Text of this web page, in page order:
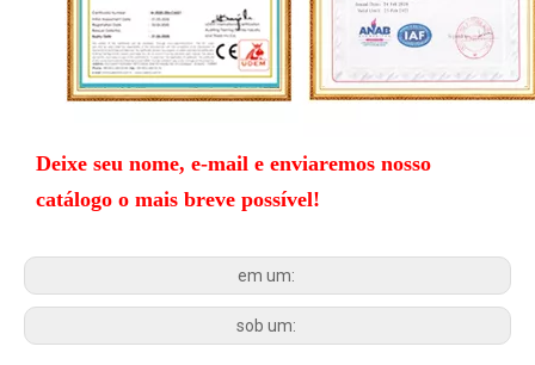
Deixe seu nome, e-mail e enviaremos nosso
catálogo o mais breve possível!
em um:
sob um: